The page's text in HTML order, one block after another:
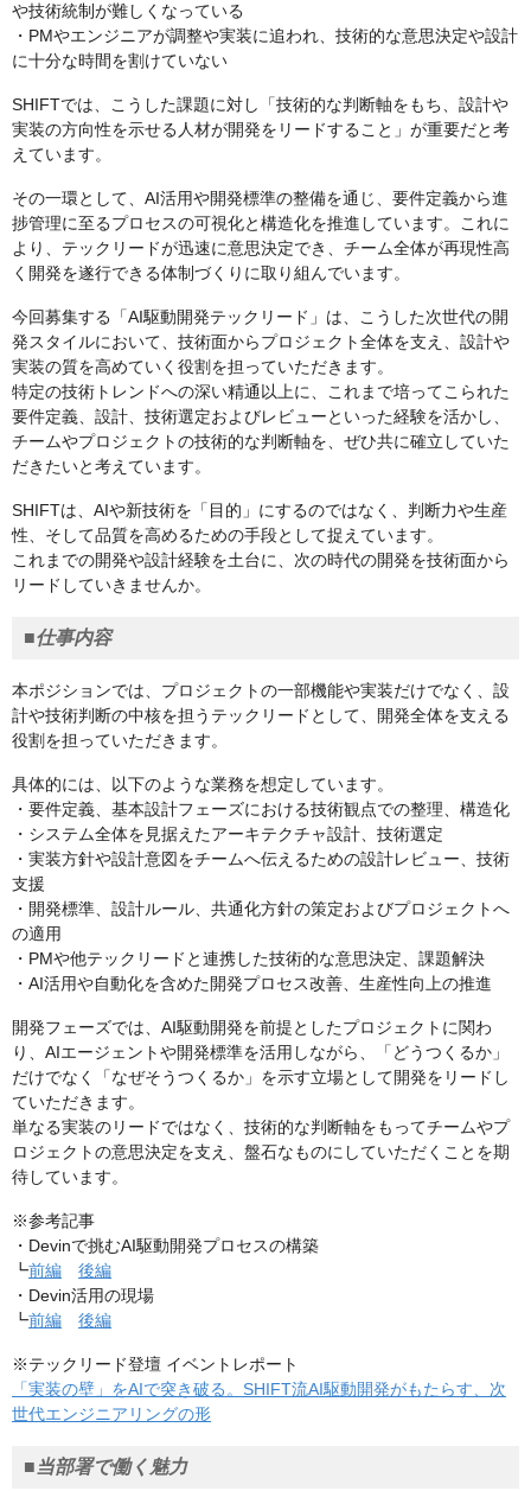
や技術統制が難しくなっている
・PMやエンジニアが調整や実装に追われ、技術的な意思決定や設計
に十分な時間を割けていない
SHIFTでは、こうした課題に対し「技術的な判断軸をもち、設計や
実装の方向性を示せる人材が開発をリードすること」が重要だと考
えています。
その一環として、AI活用や開発標準の整備を通じ、要件定義から進
捗管理に至るプロセスの可視化と構造化を推進しています。これに
より、テックリードが迅速に意思決定でき、チーム全体が再現性高
く開発を遂行できる体制づくりに取り組んでいます。
今回募集する「AI駆動開発テックリード」は、こうした次世代の開
発スタイルにおいて、技術面からプロジェクト全体を支え、設計や
実装の質を高めていく役割を担っていただきます。
特定の技術トレンドへの深い精通以上に、これまで培ってこられた
要件定義、設計、技術選定およびレビューといった経験を活かし、
チームやプロジェクトの技術的な判断軸を、ぜひ共に確立していた
だきたいと考えています。
SHIFTは、AIや新技術を「目的」にするのではなく、判断力や生産
性、そして品質を高めるための手段として捉えています。
これまでの開発や設計経験を土台に、次の時代の開発を技術面から
リードしていきませんか。
■仕事内容
本ポジションでは、プロジェクトの一部機能や実装だけでなく、設
計や技術判断の中核を担うテックリードとして、開発全体を支える
役割を担っていただきます。
具体的には、以下のような業務を想定しています。
・要件定義、基本設計フェーズにおける技術観点での整理、構造化
・システム全体を見据えたアーキテクチャ設計、技術選定
・実装方針や設計意図をチームへ伝えるための設計レビュー、技術
支援
・開発標準、設計ルール、共通化方針の策定およびプロジェクトへ
の適用
・PMや他テックリードと連携した技術的な意思決定、課題解決
・AI活用や自動化を含めた開発プロセス改善、生産性向上の推進
開発フェーズでは、AI駆動開発を前提としたプロジェクトに関わ
り、AIエージェントや開発標準を活用しながら、「どうつくるか」
だけでなく「なぜそうつくるか」を示す立場として開発をリードし
ていただきます。
単なる実装のリードではなく、技術的な判断軸をもってチームやプ
ロジェクトの意思決定を支え、盤石なものにしていただくことを期
待しています。
※参考記事
・Devinで挑むAI駆動開発プロセスの構築
┗前編
後編
・Devin活用の現場
┗前編 後編
※テックリード登壇 イベントレポート
「実装の壁」をAIで突き破る。SHIFT流AI駆動開発がもたらす、次
世代エンジニアリングの形
■当部署で働く魅力